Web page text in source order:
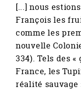
[...] nous
François les
comme les
nouvelle
334). Tels des
France, les
réalité sauvage